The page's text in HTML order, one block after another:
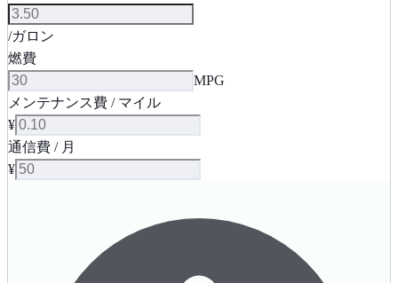
/ガロン
燃費
MPG
メンテナンス費 / マイル
¥
通信費 / 月
¥